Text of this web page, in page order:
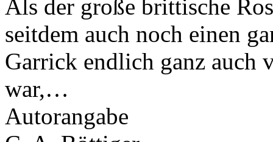
Als der große brittische
seitdem auch noch einen
Garrick endlich ganz auch
war,…
Autorangabe